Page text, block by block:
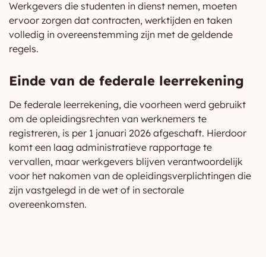
Werkgevers die studenten in dienst nemen, moeten
ervoor zorgen dat contracten, werktijden en taken
volledig in overeenstemming zijn met de geldende
regels.
Einde van de federale leerrekening
De federale leerrekening, die voorheen werd gebruikt
om de opleidingsrechten van werknemers te
registreren, is per 1 januari 2026 afgeschaft. Hierdoor
komt een laag administratieve rapportage te
vervallen, maar werkgevers blijven verantwoordelijk
voor het nakomen van de opleidingsverplichtingen die
zijn vastgelegd in de wet of in sectorale
overeenkomsten.